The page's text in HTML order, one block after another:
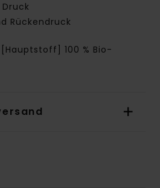
Rückendruck
[Hauptstoff] 100 % Bio-